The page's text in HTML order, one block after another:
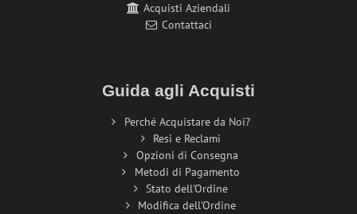
Acquisti Aziendali
Contattaci
Guida agli Acquisti
Perché Acquistare da Noi?
Resi e Reclami
Opzioni di Consegna
Metodi di Pagamento
Stato dell'Ordine
Modifica dell'Ordine